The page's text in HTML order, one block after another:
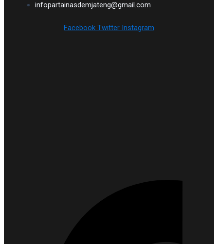
infopartainasdemjateng@gmail.com
Facebook Twitter Instagram